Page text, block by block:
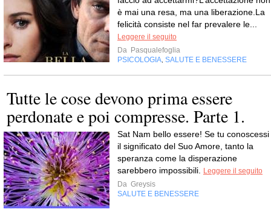
è mai una resa, ma una liberazione.La
felicità consiste nel far prevalere le...
Leggere il seguito
Da Pasqualefoglia
PSICOLOGIA SALUTE E BENESSERE
Tutte le cose devono prima essere
perdonate e poi compresse. Parte 1.
Sat Nam bello essere! Se tu conoscessi
il significato del Suo Amore, tanto la
speranza come la disperazione
sarebbero impossibili.
Leggere il seguito
Da Greysis
SALUTE E BENESSERE